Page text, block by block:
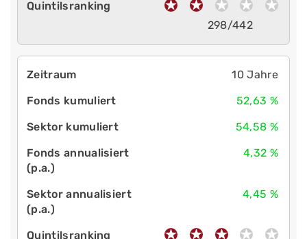
298/442
10 Jahre
52,63 %
54,58 %
4,32 %
4,45 %